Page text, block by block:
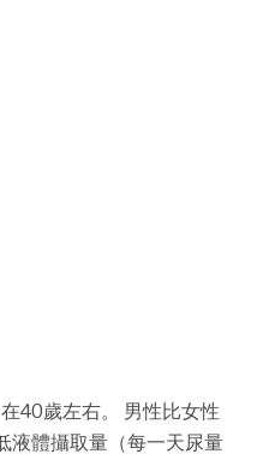
40歲左右。 男性比女性
液體攝取量（每一天尿量